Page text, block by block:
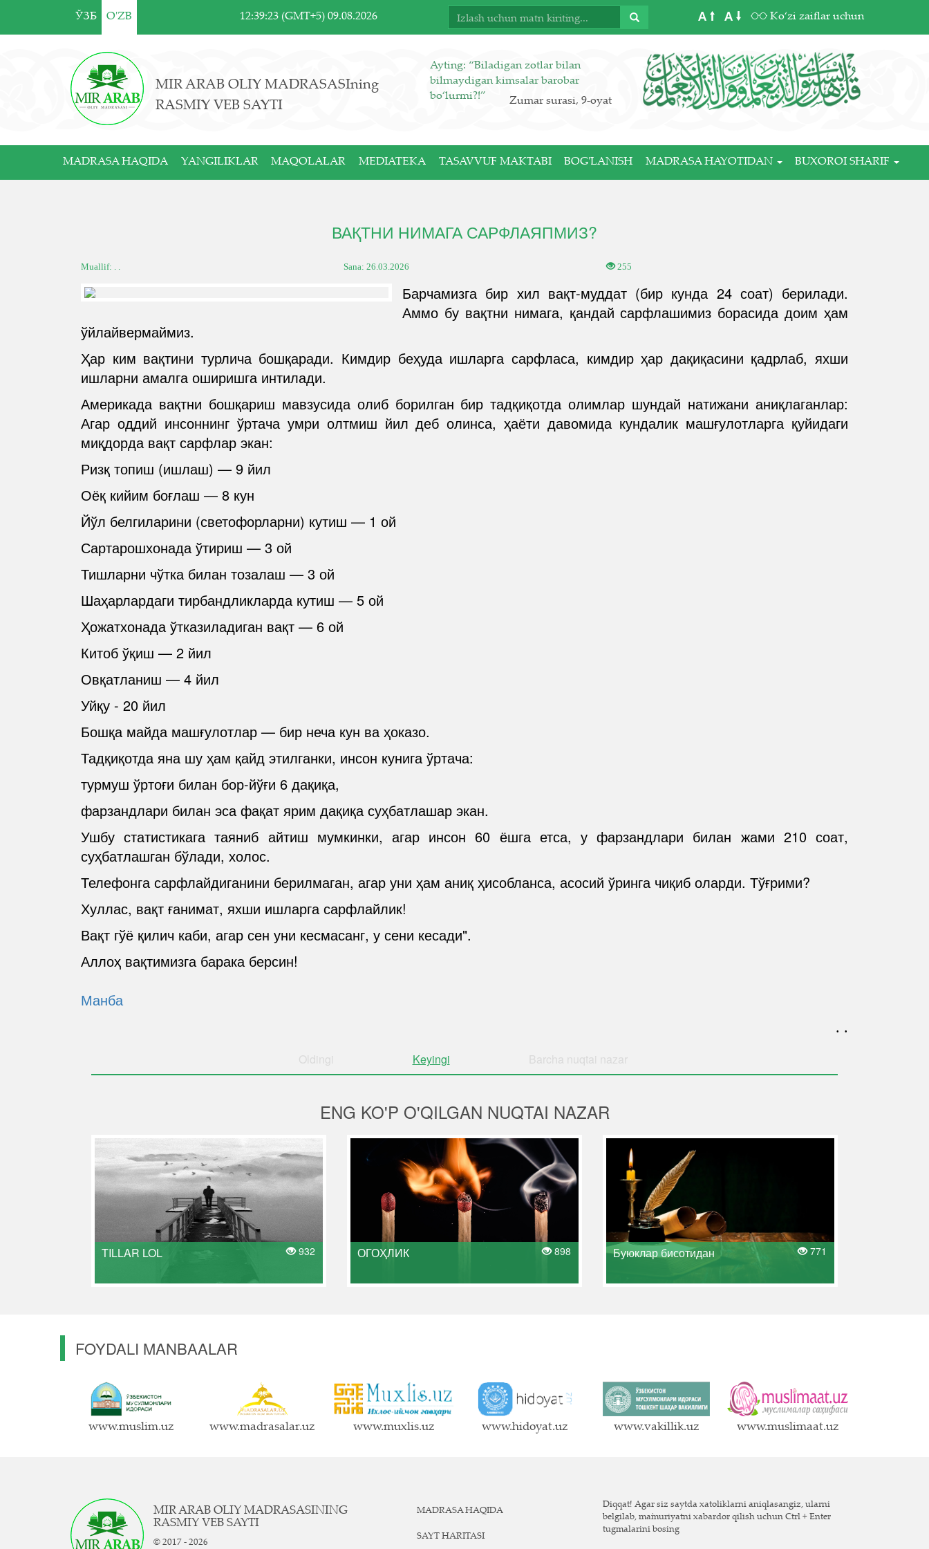
ЎЗБ O'ZB 12:39:23 (GMT+5) 09.08.2026 A A Ko‘zi zaiflar uchun
MIR ARAB OLIY MADRASASIning
RASMIY VEB SAYTI
Ayting: “Biladigan zotlar bilan
bilmaydigan kimsalar barobar
bo‘lurmi?!”
Zumar surasi, 9-oyat
MADRASA HAQIDA YANGILIKLAR MAQOLALAR MEDIATEKA TASAVVUF MAKTABI BOG'LANISH MADRASA HAYOTIDAN BUXOROI SHARIF
ВАҚТНИ НИМАГА САРФЛАЯПМИЗ?
Muallif: . . Sana: 26.03.2026 255
Барчамизга бир хил вақт-муддат (бир кунда 24 соат) берилади.
Аммо бу вақтни нимага, қандай сарфлашимиз борасида доим ҳам
ўйлайвермаймиз.
Ҳар ким вақтини турлича бошқаради. Кимдир беҳуда ишларга сарфласа, кимдир ҳар дақиқасини қадрлаб, яхши
ишларни амалга оширишга интилади.
Америкада вақтни бошқариш мавзусида олиб борилган бир тадқиқотда олимлар шундай натижани аниқлаганлар:
Агар оддий инсоннинг ўртача умри олтмиш йил деб олинса, ҳаёти давомида кундалик машғулотларга қуйидаги
миқдорда вақт сарфлар экан:
Ризқ топиш (ишлаш) — 9 йил
Оёқ кийим боғлаш — 8 кун
Йўл белгиларини (светофорларни) кутиш — 1 ой
Сартарошхонада ўтириш — 3 ой
Тишларни чўтка билан тозалаш — 3 ой
Шаҳарлардаги тирбандликларда кутиш — 5 ой
Ҳожатхонада ўтказиладиган вақт — 6 ой
Китоб ўқиш — 2 йил
Овқатланиш — 4 йил
Уйқу - 20 йил
Бошқа майда машғулотлар — бир неча кун ва ҳоказо.
Тадқиқотда яна шу ҳам қайд этилганки, инсон кунига ўртача:
турмуш ўртоғи билан бор-йўғи 6 дақиқа,
фарзандлари билан эса фақат ярим дақиқа суҳбатлашар экан.
Ушбу статистикага таяниб айтиш мумкинки, агар инсон 60 ёшга етса, у фарзандлари билан жами 210 соат,
суҳбатлашган бўлади, холос.
Телефонга сарфлайдиганини берилмаган, агар уни ҳам аниқ ҳисобланса, асосий ўринга чиқиб оларди. Тўғрими?
Хуллас, вақт ғанимат, яхши ишларга сарфлайлик!
Вақт гўё қилич каби, агар сен уни кесмасанг, у сени кесади".
Аллоҳ вақтимизга барака берсин!
Манба
. .
Oldingi Keyingi Barcha nuqtai nazar
ENG KO'P O'QILGAN NUQTAI NAZAR
TILLAR LOL 932 ОГОҲЛИК 898 Буюклар бисотидан 771
FOYDALI MANBAALAR
www.muslim.uz www.madrasalar.uz www.muxlis.uz www.hidoyat.uz www.vakillik.uz www.muslimaat.uz
MIR ARAB OLIY MADRASASINING
RASMIY VEB SAYTI
© 2017 - 2026
MADRASA HAQIDA
SAYT HARITASI
Diqqat! Agar siz saytda xatoliklarni aniqlasangiz, ularni
belgilab, ma`muriyatni xabardor qilish uchun Ctrl + Enter
tugmalarini bosing